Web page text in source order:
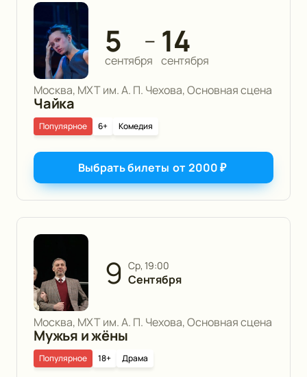
5
сентября
— 14
сентября
Москва, МХТ им. А. П. Чехова, Основная сцена
Чайка
6+ Комедия
Популярное
Выбрать билеты от2000₽
9 ср, 19:00
Сентября
Москва, МХТ им. А. П. Чехова, Основная сцена
Мужья и жёны
18+ Драма
Популярное